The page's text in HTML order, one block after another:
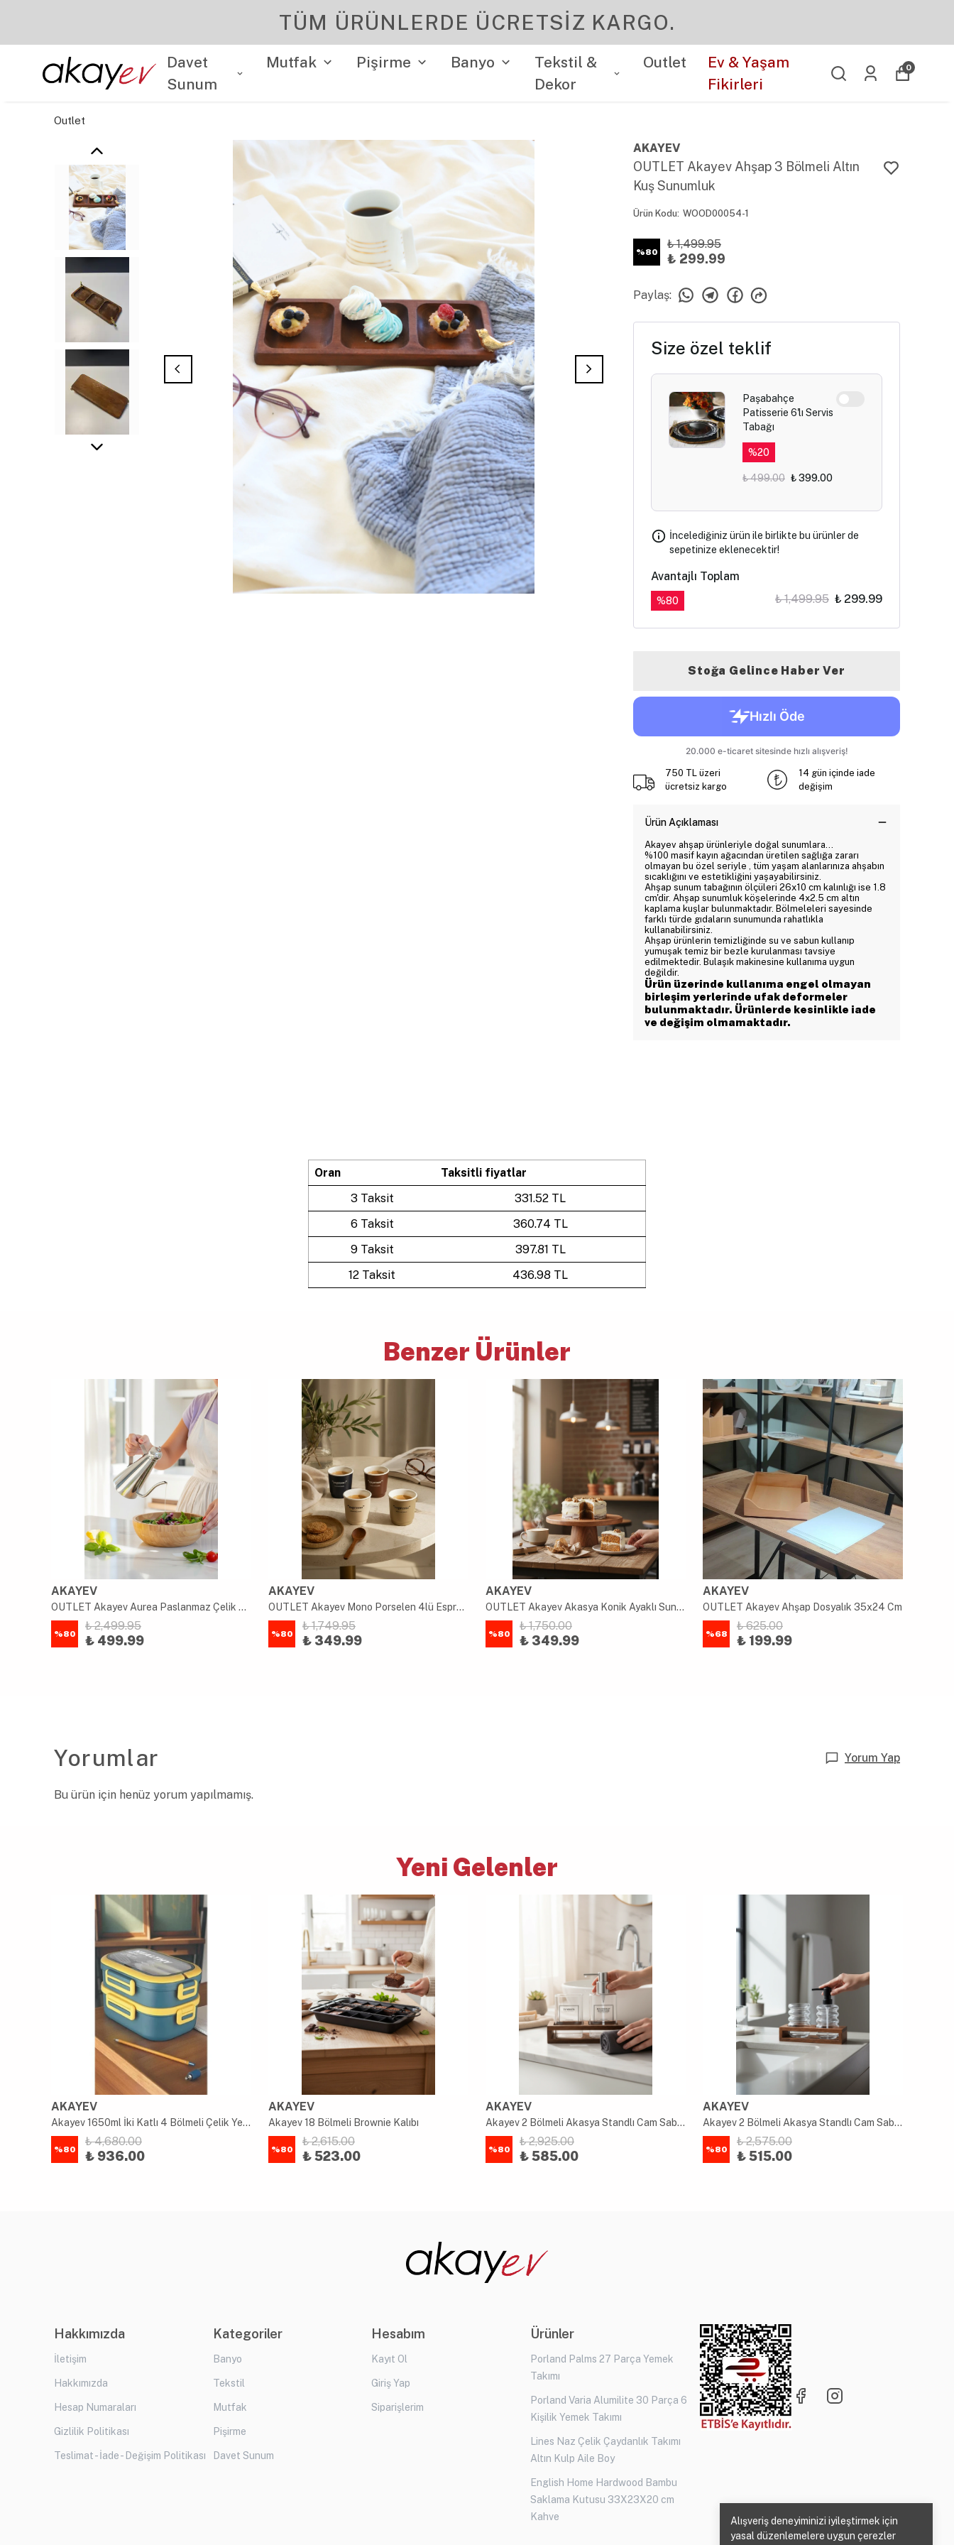
YENI SEZON ÜRÜNLER
Davet
Sunum
Mutfak Pişirme Banyo
Tekstil &
Dekor
Outlet
Ev & Yaşam
Fikirleri
0
Alışveriş deneyiminizi iyileştirmek için
yasal düzenlemelere uygun çerezler
Outlet
AKAYEV
OUTLET Akayev Ahşap 3 Bölmeli Altın
Kuş Sunumluk
Ürün Kodu: WOOD00054-1
%80
₺ 1,499.95
₺ 299.99
Paylaş:
Size özel teklif
Paşabahçe
Patisserie 6'lı Servis
Tabağı
%20
₺ 499.00 ₺ 399.00
İncelediğiniz ürün ile birlikte bu ürünler de
sepetinize eklenecektir!
Avantajlı Toplam
%80 ₺ 1,499.95 ₺ 299.99
Stoğa Gelince Haber Ver
750 TL üzeri
ücretsiz kargo
14 gün içinde iade
değişim
Ürün Açıklaması
Akayev ahşap ürünleriyle doğal sunumlara...
%100 masif kayın ağacından üretilen sağlığa zararı
olmayan bu özel seriyle , tüm yaşam alanlarınıza ahşabın
sıcaklığını ve estetikliğini yaşayabilirsiniz.
Ahşap sunum tabağının ölçüleri 26x10 cm kalınlığı ise 1.8
cm'dir. Ahşap sunumluk köşelerinde 4x2.5 cm altın
kaplama kuşlar bulunmaktadır. Bölmeleleri sayesinde
farklı türde gıdaların sunumunda rahatlıkla
kullanabilirsiniz.
Ahşap ürünlerin temizliğinde su ve sabun kullanıp
yumuşak temiz bir bezle kurulanması tavsiye
edilmektedir. Bulaşık makinesine kullanıma uygun
değildir.
Ürün üzerinde kullanıma engel olmayan
birleşim yerlerinde ufak deformeler
bulunmaktadır. Ürünlerde kesinlikle iade
ve değişim olmamaktadır.
Oran
Taksitli fiyatlar
3 Taksit
331.52 TL
6 Taksit
360.74 TL
9 Taksit
397.81 TL
12 Taksit
436.98 TL
Benzer Ürünler
AKAYEV
OUTLET Akayev Aurea Paslanmaz Çelik Yağdnlık 1000Ml
%80
₺ 2,499.95
₺ 499.99
AKAYEV
OUTLET Akayev Mono Porselen 4lü Espresso Bardağı 90 cc
%80
₺ 1,749.95
₺ 349.99
AKAYEV
OUTLET Akayev Akasya Konik Ayaklı Sunum 24cm
%80
₺ 1,750.00
₺ 349.99
AKAYEV
OUTLET Akayev Ahşap Dosyalık 35x24 Cm
%68
₺ 625.00
₺ 199.99
Yorumlar Yorum Yap
Bu ürün için henüz yorum yapılmamış.
Yeni Gelenler
AKAYEV
Akayev 1650ml İki Katlı 4 Bölmeli Çelik Yemek Kabı Mavi
%80
₺ 4,680.00
₺ 936.00
AKAYEV
Akayev 18 Bölmeli Brownie Kalıbı
%80
₺ 2,615.00
₺ 523.00
AKAYEV
Akayev 2 Bölmeli Akasya Standlı Cam Sabunluk ve Diş Fırçalık Seti
%80
₺ 2,925.00
₺ 585.00
AKAYEV
Akayev 2 Bölmeli Akasya Standlı Cam Sabunluk ve Diş Fırçalık Seti
%80
₺ 2,575.00
₺ 515.00
Hakkımızda
İletişim
Hakkımızda
Hesap Numaraları
Gizlilik Politikası
Teslimat - İade - Değişim Politikası
Kategoriler
Banyo
Tekstil
Mutfak
Pişirme
Davet Sunum
Hesabım
Kayıt Ol
Giriş Yap
Siparişlerim
Ürünler
Porland Palms 27 Parça Yemek
Takımı
Porland Varia Alumilite 30 Parça 6
Kişilik Yemek Takımı
Lines Naz Çelik Çaydanlık Takımı
Altın Kulp Aile Boy
English Home Hardwood Bambu
Saklama Kutusu 33X23X20 cm
Kahve